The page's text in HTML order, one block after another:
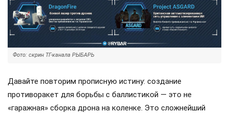
Фото: скрин ТГ-канала РЫБАРЬ
Давайте повторим прописную истину: создание
противоракет для борьбы с баллистикой — это не
«гаражная» сборка дрона на коленке. Это сложнейший